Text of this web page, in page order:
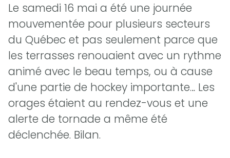
Le samedi 16 mai a été une journée
mouvementée pour plusieurs secteurs
du Québec et pas seulement parce que
les terrasses renouaient avec un rythme
animé avec le beau temps, ou à cause
d'une partie de hockey importante… Les
orages étaient au rendez-vous et une
alerte de tornade a même été
déclenchée. Bilan.